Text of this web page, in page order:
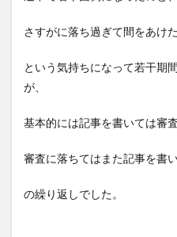
さすがに落ち過ぎて間をあけ
という気持ちになって若干期
が、
基本的には記事を書いては審査
審査に落ちてはまた記事を書
の繰り返しでした。